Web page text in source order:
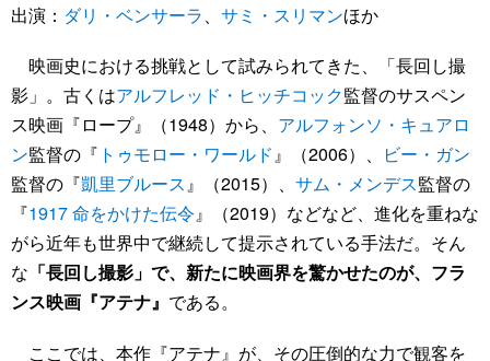
出演： ダリ・ベンサーラ、 サミ・スリマンほか
映画史における挑戦として試みられてきた、「長回し撮
影」。古くはアルフレッド・ヒッチコック監督のサスペン
ス映画『ロープ』（1948）から、 アルフォンソ・キュアロ
ン監督の『 トゥモロー・ワールド』（2006）、
ビー・ガン
監督の『凱里ブルース』（2015）、 サム・メンデス監督の
『1917 命をかけた伝令』（2019）などなど、進化を重ねな
がら近年も世界中で継続して提示されている手法だ。そん
な 「長回し撮影」で、新たに映画界を驚かせたのが、フラ
ンス映画『アテナ』 である。
ここでは、本作『アテナ』が、その圧倒的な力で観客を